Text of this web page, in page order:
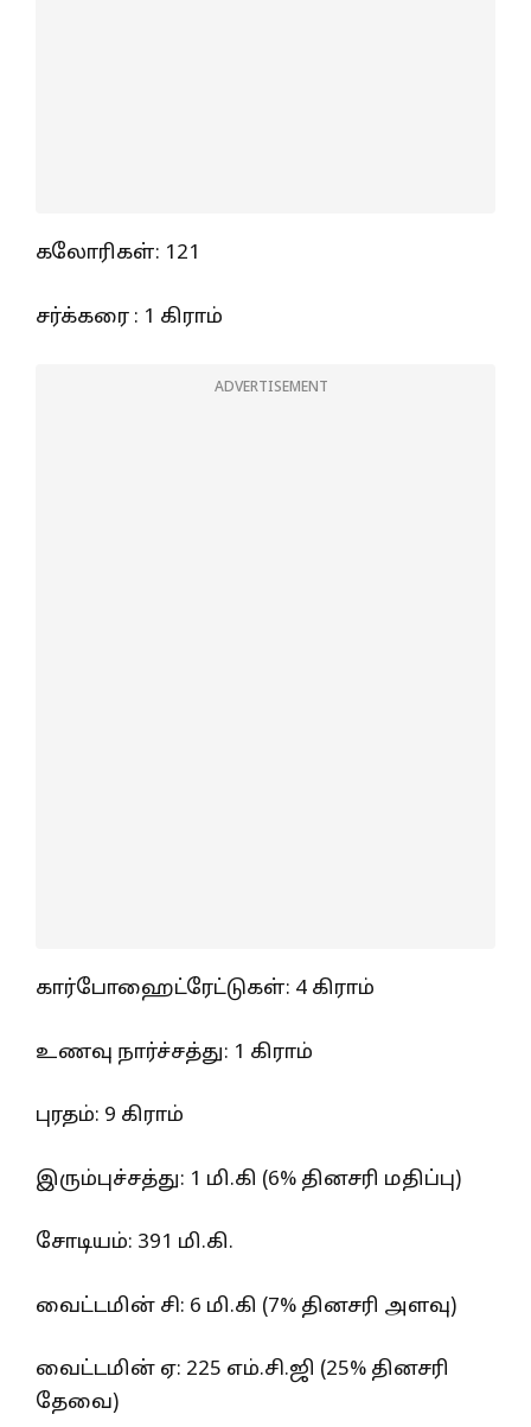
கலோரிகள்: 121
சர்க்கரை : 1 கிராம்
ADVERTISEMENT
கார்போஹைட்ரேட்டுகள்: 4 கிராம்
உணவு நார்ச்சத்து: 1 கிராம்
புரதம்: 9 கிராம்
இரும்புச்சத்து: 1 மி.கி (6% தினசரி மதிப்பு)
சோடியம்: 391 மி.கி.
வைட்டமின் சி: 6 மி.கி (7% தினசரி அளவு)
வைட்டமின் ஏ: 225 எம்.சி.ஜி (25% தினசரி
தேவை)